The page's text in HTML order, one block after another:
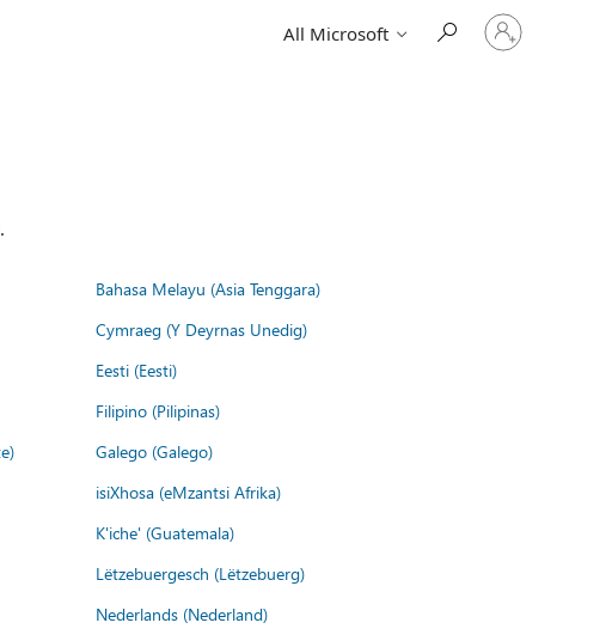
All Microsoft
Sign
in
Bahasa Melayu (Asia Tenggara)
Cymraeg (Y Deyrnas Unedig)
Eesti (Eesti)
Filipino (Pilipinas)
Galego (Galego)
isiXhosa (eMzantsi Afrika)
K'iche' (Guatemala)
Lëtzebuergesch (Lëtzebuerg)
Nederlands (Nederland)